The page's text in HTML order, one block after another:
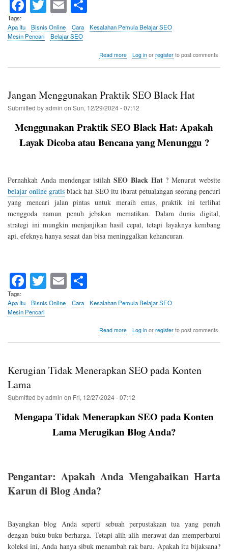
ce
bo
wi
tte
m
ail re
Tags
Apa Itu
Bisnis Online Cara
Kesalahan Pemula Belajar SEO
Mesin Pencari
Belajar SEO
Read moreabout
Konten
Log inor registerto post comments
Jangan Menggunakan Praktik SEO Black Hat
Submitted byadmin on Sun, 12/29/2024 - 07:12
Menggunakan Praktik SEO Black Hat: Apakah
Layak Dicoba atau Bencana yang Menunggu ?
Pernahkah Anda mendengar istilahSEO Black Hat? Menurut website
belajar online gratis black hat SEO itu ibarat petualangan seorang pencuri
yang mencari jalan pintas untuk meraih emas, praktik ini terlihat
menggoda namun penuh jebakan mematikan. Dalam dunia digital,
strategi ini mungkin menjanjikan hasil cepat, tetapi layaknya kembang
api, efeknya hanya sesaat dan bisa meninggalkan kehancuran.
Fa
ce
bo
T
wi
tte
E
m
ail re
Tags
Apa Itu
Bisnis Online Cara
Kesalahan Pemula Belajar SEO
Mesin Pencari
Read moreabout
Black
Log inor registerto post comments
Kerugian Tidak Menerapkan SEO pada Konten
Lama
Submitted byadmin on Fri, 12/27/2024 - 07:12
Mengapa Tidak Menerapkan SEO pada Konten
Lama Merugikan Blog Anda?
Pengantar: Apakah Anda Mengabaikan Harta
Karun di Blog Anda?
Bayangkan blog Anda seperti sebuah perpustakaan tua yang penuh
dengan buku-buku berharga. Tetapi alih-alih merawat dan memperbarui
koleksi ini, Anda hanya sibuk menambah rak baru. Apakah itu bijaksana?